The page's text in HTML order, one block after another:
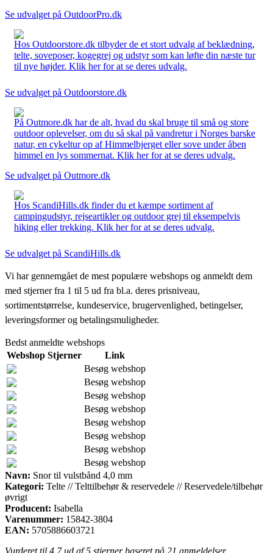
Se udvalget på OutdoorPro.dk
Hos Outdoorstore.dk tilbyder de et stort udvalg af beklædning,
telte, soveposer, kogegrej og udstyr som kan løfte din næste tur
til nye højder. Klik her for at se deres udvalg.
Se udvalget på Outdoorstore.dk
På Outmore.dk har de alt, hvad du skal bruge til små og store
outdoor oplevelser, om du så skal på vandretur i Norges barske
natur, en cykeltur op af Himmelbjerget eller sove under åben
himmel en lys sommernat. Klik her for at se deres udvalg.
Se udvalget på Outmore.dk
Hos ScandiHills.dk finder du et kæmpe sortiment af
campingudstyr, rejseartikler og outdoor grej til eksempelvis
hiking eller trekking. Klik her for at se deres udvalg.
Se udvalget på ScandiHills.dk
Vi har gennemgået de mest populære webshops og anmeldt dem
med stjerner fra 1 til 5 ud fra bl.a. deres prisniveau,
sortimentstørrelse, kundeservice, brugervenlighed, betingelser,
leveringsformer og betalingsmuligheder.
Bedst anmeldte webshops
Webshop Stjerner
Link
Besøg webshop
Besøg webshop
Besøg webshop
Besøg webshop
Besøg webshop
Besøg webshop
Besøg webshop
Besøg webshop
Navn: Snor til vulstbånd 4,0 mm
Kategori: Telte // Telttilbehør & reservedele // Reservedele/tilbehør
øvrigt
Producent: Isabella
Varenummer: 15842-3804
EAN: 5705886603721
Vurderet til 4.7ud af 5 stjerner baseret på 21 anmeldelser